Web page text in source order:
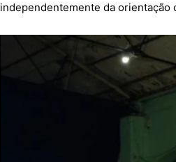
independentemente da orientação